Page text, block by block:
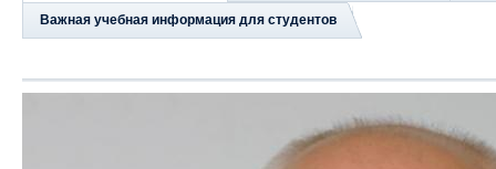
Важная учебная информация для студентов